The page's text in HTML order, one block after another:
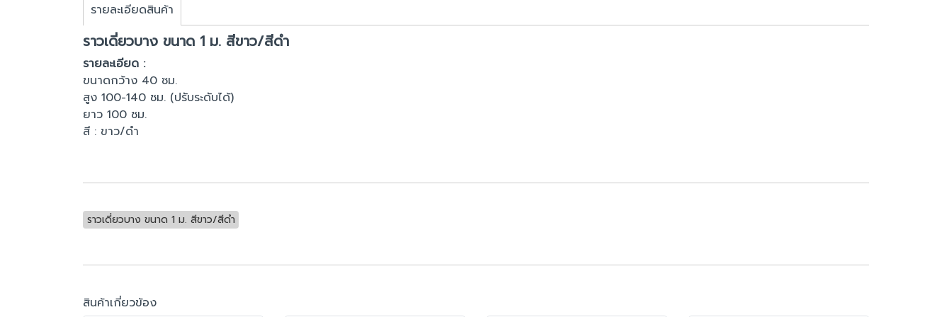
รายละเอียดสินค้า
ราวเดี่ยวบาง ขนาด 1 ม. สีขาว/สีดำ
รายละเอียด :
ขนาดกว้าง 40 ซม.
สูง 100-140 ซม. (ปรับระดับได้)
ยาว 100 ซม.
สี : ขาว/ดำ
ราวเดี่ยวบาง ขนาด 1 ม. สีขาว/สีดำ
สินค้าเกี่ยวข้อง